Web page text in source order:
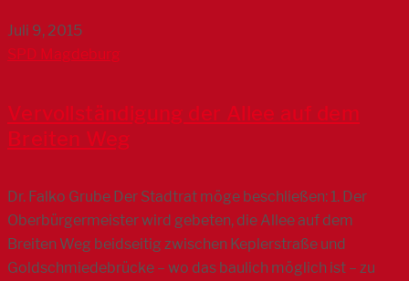
Juli 9, 2015
SPD Magdeburg
Vervollständigung der Allee auf dem
Breiten Weg
Dr. Falko Grube Der Stadtrat möge beschließen: 1. Der
Oberbürgermeister wird gebeten, die Allee auf dem
Breiten Weg beidseitig zwischen Keplerstraße und
Goldschmiedebrücke – wo das baulich möglich ist – zu